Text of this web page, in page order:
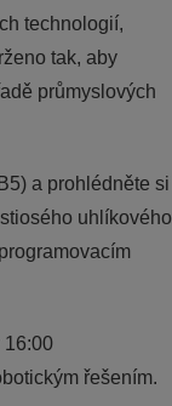
technologií,
tak, aby
průmyslových
a prohlédněte si
uhlíkového
16:00
řešením.